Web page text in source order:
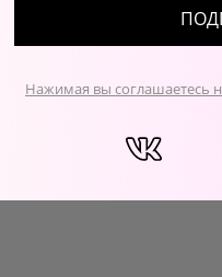
Нажимая вы соглашаетесь